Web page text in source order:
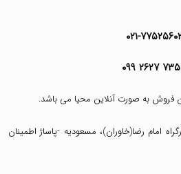
۷۷۵۲۵۶۰۲
۲۶۲۷ ۷۳۵۵
فروش به صورت آنلاین محیا می باشد.
امام رضا(خاوران)، مسعودیه -پاساژ اطمینان